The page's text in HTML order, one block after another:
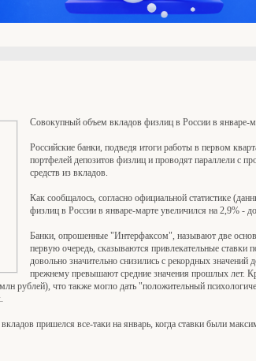
Совокупный объем вкладов физлиц в России в январе-
Российские банки, подведя итоги работы в первом
портфелей депозитов физлиц и проводят параллели с
средств из вкладов.
Как сообщалось, согласно официальной статистике
физлиц в России в январе-марте увеличился на 2,9% -
Банки, опрошенные "Интерфаксом", называют две
первую очередь, сказываются привлекательные ставки
довольно значительно снизились с рекордных
прежнему превышают средние значения прошлых лет.
рублей), что также могло дать "положительный
пришелся все-таки на январь, когда ставки были